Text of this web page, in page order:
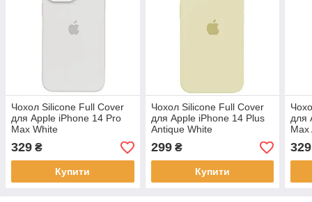
Чохол Silicone Full Cover
для Apple iPhone 14 Pro
Max White
329 ₴
Купити
Чохол Silicone Full Cover
для Apple iPhone 14 Plus
Antique White
299₴
Купити
для
Max
329